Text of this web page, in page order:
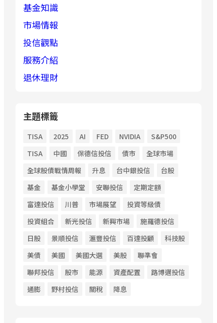
基金知識
市場情報
投信觀點
服務介紹
退休理財
主題標籤
TISA 2025 AI FED NVIDIA
S&P500
TISA
中國 保德信投信 債市
全球市場
全球股債戰情周報
升息 台中銀投信
台股
基金
基金小學堂 安聯投信
定期定額
富達投信
川普 市場展望
投資等級債
投資組合
新光投信 新興市場
施羅德投信
日股
景順投信 滙豐投信 百達投顧
科技股
美債
美國 美國大選 美股
聯準會
聯邦投信
股市 能源 資產配置
路博邁投信
通膨
野村投信 關稅 降息